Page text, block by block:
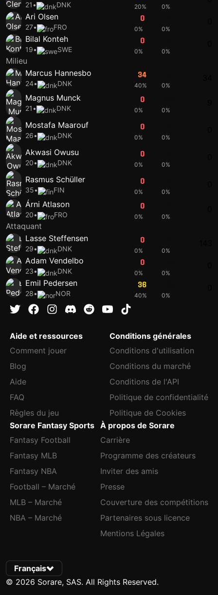
21• DNK 20% 0%
Ari Olsen
27• FRO
0
0% 0%
Bilal Konteh
19• SWE
0
0% 0%
Milieu
Marcus Hannesbo
24• DNK
34
40% 0%
Magnus Munck
21• DNK
0
0% 0%
Mostafa Maarouf
26• DNK
0
0% 0%
Akwasi Owusu
20• DNK
0
0% 0%
Rasmus Schüller
35• FIN
0
0% 0%
Árni Atlason
20• FRO
0
0% 0%
Attaquant
Lasse Steffensen
29• DNK
0
0% 0%
Adam Vendelbo
23• DNK
0
0% 0%
Emil Pedersen
28• NOR
36
40% 0%
Aide et ressources
Comment jouer
Blog
Aide
FAQ
Règles du jeu
Conditions générales
Conditions d'utilisation
Conditions du marché
Conditions de l'API
Politique de confidentialité
Politique de Cookies
Sorare Fantasy Sports
Fantasy Football
Fantasy MLB
Fantasy NBA
Football – Marché
MLB – Marché
NBA – Marché
À propos de Sorare
Carrière
Programme des créateurs
Inviter des amis
Presse
Couverture des compétitions
Partenaires sous licence
Mentions Légales
Français
© 2026 Sorare, SAS. All Rights Reserved.